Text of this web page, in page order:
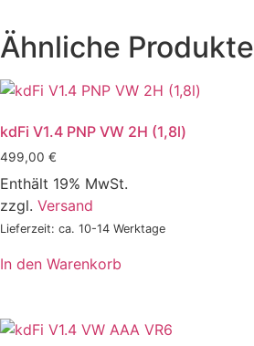
Ähnliche Produkte
kdFi V1.4 PNP VW 2H (1,8l)
499,00 €
Enthält 19% MwSt.
zzgl. Versand
Lieferzeit: ca. 10-14 Werktage
In den Warenkorb